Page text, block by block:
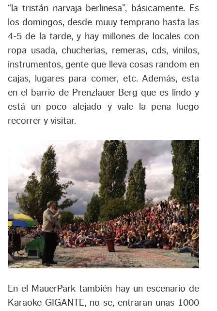
“la tristán narvaja berlinesa”, básicamente. Es
los domingos, desde muuy temprano hasta las
4-5 de la tarde, y hay millones de locales con
ropa usada, chucherias, remeras, cds, vinilos,
instrumentos, gente que lleva cosas random en
cajas, lugares para comer, etc. Además, esta
en el barrio de Prenzlauer Berg que es lindo y
está un poco alejado y vale la pena luego
recorrer y visitar.
En el MauerPark también hay un escenario de
Karaoke GIGANTE, no se, entraran unas 1000